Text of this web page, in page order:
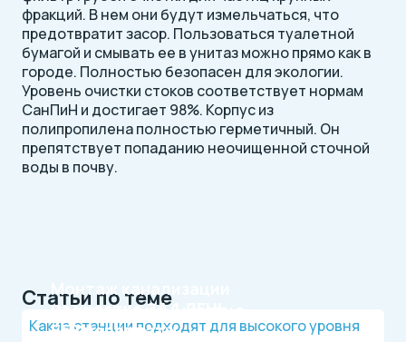
фракций. В нем они будут измельчаться, что
предотвратит засор. Пользоваться туалетной
бумагой и смывать ее в унитаз можно прямо как в
городе. Полностью безопасен для экологии.
Уровень очистки стоков соответствует нормам
СанПиН и достигает 98%. Корпус из
полипропилена полностью герметичный. Он
препятствует попаданию неочищенной сточной
воды в почву.
Монтаж канализации
на участкеЗА 1 ДЕНЬ
Официальный дилер, работаем по договору.
Рассрочка на 4 месяца
БЕЗ переплаты
Статьи по теме
Какие станции подходят для высокого уровня